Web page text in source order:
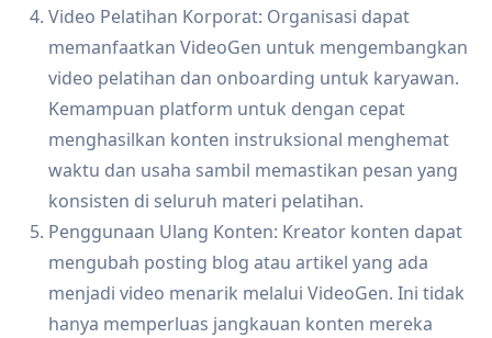
Video Pelatihan Korporat: Organisasi dapat
memanfaatkan VideoGen untuk mengembangkan
video pelatihan dan onboarding untuk karyawan.
Kemampuan platform untuk dengan cepat
menghasilkan konten instruksional menghemat
waktu dan usaha sambil memastikan pesan yang
konsisten di seluruh materi pelatihan.
Penggunaan Ulang Konten: Kreator konten dapat
mengubah posting blog atau artikel yang ada
menjadi video menarik melalui VideoGen. Ini tidak
hanya memperluas jangkauan konten mereka